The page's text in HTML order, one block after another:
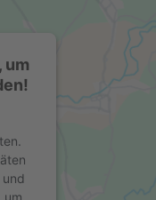
um
um